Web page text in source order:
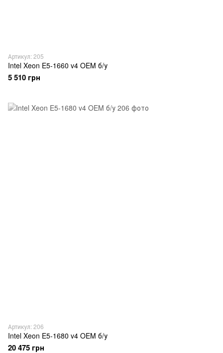
Артикул: 205
Intel Xeon E5-1660 v4 OEM б/у
5 510 грн
Артикул: 206
Intel Xeon E5-1680 v4 OEM б/у
20 475 грн